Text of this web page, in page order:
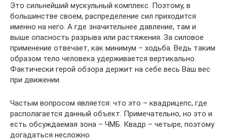
Это сильнейший мускульный комплекс. Поэтому, в
большинстве своем, распределение сил приходится
именно на него. А где значительнее давление, там и
выше опасность разрыва или растяжения. За силовое
применение отвечает, как минимум – ходьба. Ведь таким
образом тело человека удерживается вертикально.
Фактически герой обзора держит на себе весь Ваш вес
при движении.
Частым вопросом является: что это – квадрицепс, где
располагается данный объект. Примечательно, но это и
есть обсуждаемая зона – ЧМБ. Квадр – четыре, поэтому
догадаться несложно.